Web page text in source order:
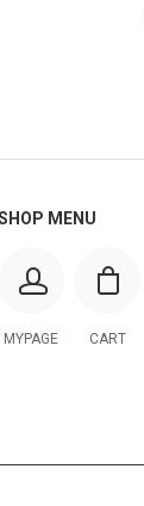
MENU
MYPAGE CART